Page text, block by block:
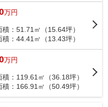
万円
積：51.71㎡（15.64坪）
積：44.41㎡（13.43坪）
万円
積：119.61㎡（36.18坪）
積：166.91㎡（50.49坪）